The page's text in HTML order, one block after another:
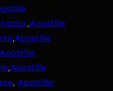
,Apostille
,Apostille
Apostille
,Apostille
, Apostille